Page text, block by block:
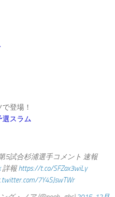
登場！
スラム
第5試合杉浦選手コメント 速報
詳報https://t.co/SFZax3wiLy
7Y4SJswTWr